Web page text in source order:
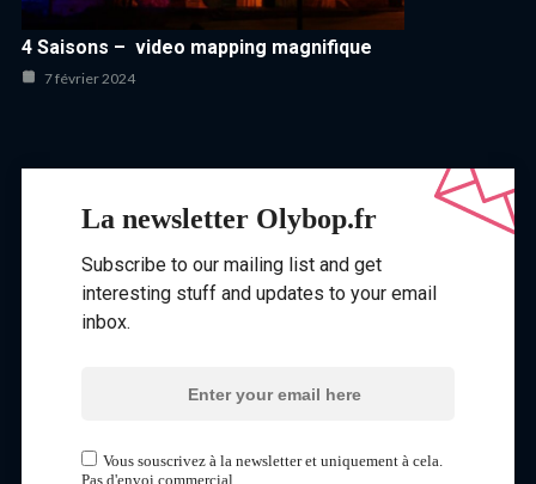
4 Saisons – video mapping magnifique
7 février 2024
La newsletter Olybop.fr
Subscribe to our mailing list and get
interesting stuff and updates to your email
inbox.
Vous souscrivez à la newsletter et uniquement à cela.
Pas d'envoi commercial.